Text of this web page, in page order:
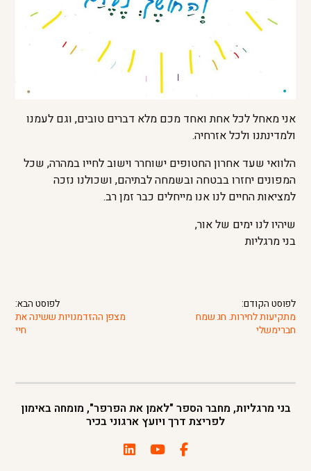
אני מאחל לכל אחת ואחד מכם מלא דברים טובים, וגם לעמנו
ולמדינתנו ולכל אזרחיה.
הלוואי שעד אחרון החטופים ישוחרר וישוב לחייו במהרה, שכל
המפונים יחזרו בבטחה ובשמחה לבתיהם, ושכולנו נזכה
למציאות החיים לנו אנו מייחלים כבר זמן רב.
שיהיו לנו ימים של אור,
בני מרגליות
לפוסט הקודם:
מתקיעות לחירות. חג שמח
חברימשלי
לפוסט הבא:
מצפן ההזדמנויות ששינה את
חיי
בני מרגליות, מחבר הספר "לאמן את הפרפר", מומחה באימון
לפריצת דרך ויועץ ארגוני בכיר